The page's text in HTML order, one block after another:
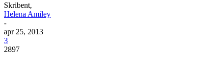
Skribent,
Helena Amiley
-
apr 25, 2013
3
2897